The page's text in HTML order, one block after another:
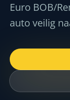
Euro BOB/
auto veilig